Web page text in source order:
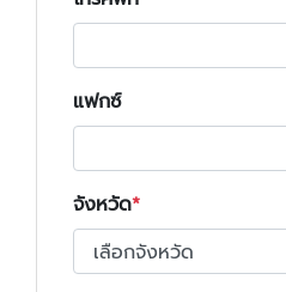
แฟกซ์
จังหวัด